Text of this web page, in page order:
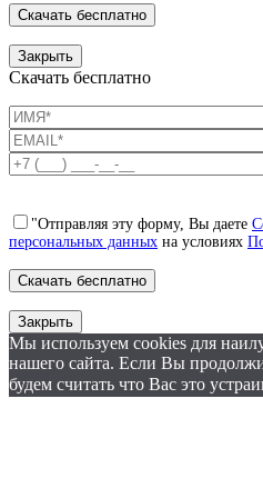
Закрыть
Скачать бесплатно
"Отправляя эту форму, Вы даете
персональных данных на условиях
Закрыть
Мы используем cookies для
нашего сайта. Если Вы
будем считать что Вас это